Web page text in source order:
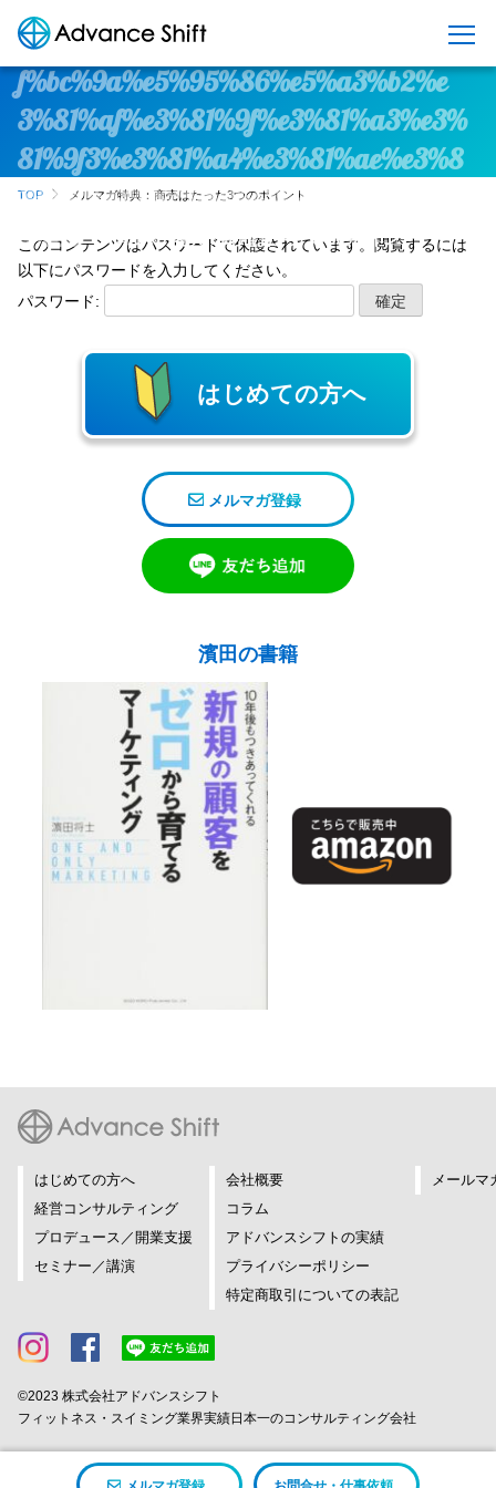
S
t
e3%82%ac%e7%89%b9%e5%85%b8%e
f%bc%9a%e5%95%86%e5%a3%b2%e
3%81%af%e3%81%9f%e3%81%a3%e3%
81%9f3%e3%81%a4%e3%81%ae%e3%8
3%9d%e3%82%a4%e3%83%b3%e3%8
3%88
TOP メルマガ特典：商売はたった3つのポイント
このコンテンツはパスワードで保護されています。閲覧するには
以下にパスワードを入力してください。
パスワード:
はじめての方へ
メルマガ登録
濱田の書籍
はじめての方へ
経営コンサルティング
プロデュース／開業支援
セミナー／講演
会社概要
コラム
アドバンスシフトの実績
プライバシーポリシー
特定商取引についての表記
メールマ
©2023 株式会社アドバンスシフト
フィットネス・スイミング業界実績日本一のコンサルティング会社